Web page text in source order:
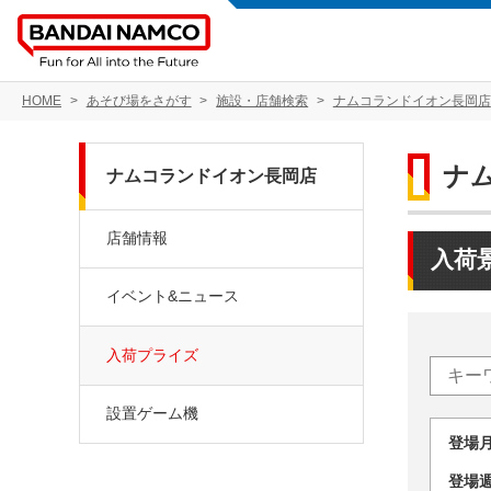
HOME あそび場をさがす 施設・店舗検索 ナムコランドイオン長岡店
ナ
入荷
登
登
ナムコランドイオン長岡店
店舗情報
イベント&ニュース
入荷プライズ
設置ゲーム機